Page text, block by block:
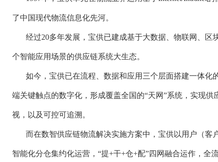
了中国现代物流信息化先河。
经过20多年发展，宝供已建成基于大数据、物联网、区
个智能应用场景的供应链系统大生态。
如今，宝供已在流程、数据和应用三个层面搭建一体化
端关键触点的数字化，形成覆盖全国的“天网”系统，实现供
视，以及可控可追溯。
而在数智供应链物流解决实施方案中，宝供以用户（客
智能化分仓集约化运营， “提+干+仓+配”四网融合运作，全